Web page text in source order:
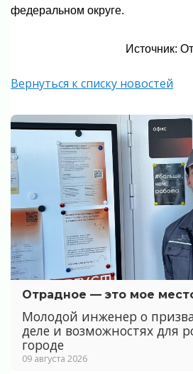
федеральном округе.
Источник:
Вернуться к списку новостей
Отрадное — это мое
Молодой инженер о
деле и возможностях для
городе
09 августа 2026